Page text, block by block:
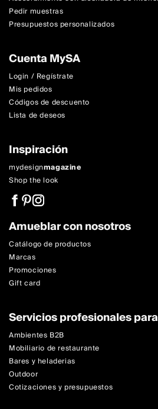
Pedir muestras
Presupuestos personalizados
Cuenta MySA
Login / Regístrate
Mis pedidos
Códigos de descuento
Lista de deseos
Inspiración
mydesignmagazine
Shop the look
Amueblar con nosotros
Catálogo de productos
Marcas
Promociones
Gift card
Servicios profesionales
Ambientes B2B
Mobiliario de restaurante
Bares y heladerias
Outdoor
Cotizaciones y presupuestos